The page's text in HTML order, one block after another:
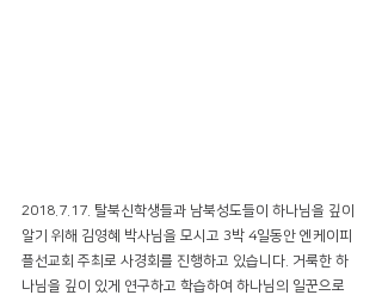
2018.7.17. 탈북신학생들과 남북성도들이 하나님을 깊이
알기 위해 김영혜 박사님을 모시고 3박 4일동안 엔케이피
플선교회 주최로 사경회를 진행하고 있습니다. 거룩한 하
나님을 깊이 있게 연구하고 학습하여 하나님의 일꾼으로